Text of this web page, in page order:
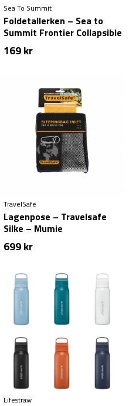
Sea To Summit
Foldetallerken – Sea to
Summit Frontier Collapsible
Bowl – Large
169kr
TravelSafe
Lagenpose – Travelsafe
Silke – Mumie
699kr
Lifestraw